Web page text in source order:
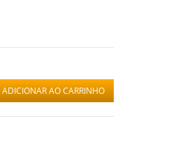
ADICIONAR AO CARRINHO